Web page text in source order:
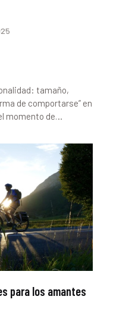
tamaño,
de comportarse” en
momento de…
para los amantes